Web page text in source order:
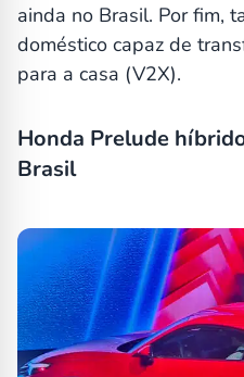
ainda no Brasil. Por fim,
doméstico capaz de
para a casa (V2X).
Honda Prelude
Brasil